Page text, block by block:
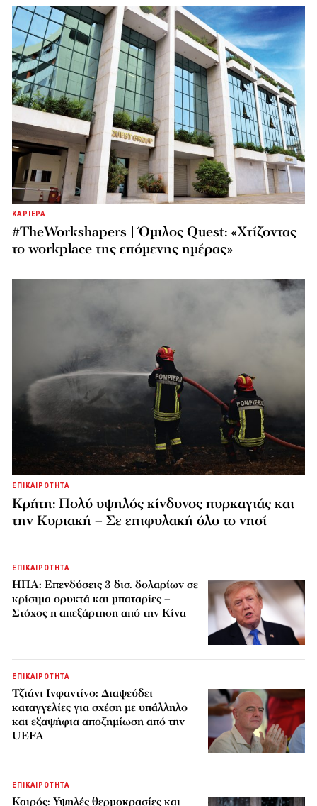
ΚΑΡΙΕΡΑ
#TheWorkshapers | Όμιλος Quest: «Χτίζοντας
το workplace της επόμενης ημέρας»
ΕΠΙΚΑΙΡΟΤΗΤΑ
Κρήτη: Πολύ υψηλός κίνδυνος πυρκαγιάς και
την Κυριακή – Σε επιφυλακή όλο το νησί
ΕΠΙΚΑΙΡΟΤΗΤΑ
ΗΠΑ: Επενδύσεις 3 δισ. δολαρίων σε
κρίσιμα ορυκτά και μπαταρίες –
Στόχος η απεξάρτηση από την Κίνα
ΕΠΙΚΑΙΡΟΤΗΤΑ
Τζιάνι Ινφαντίνο: Διαψεύδει
καταγγελίες για σχέση με υπάλληλο
και εξαψήφια αποζημίωση από την
UEFA
ΕΠΙΚΑΙΡΟΤΗΤΑ
Καιρός: Υψηλές θερμοκρασίες και